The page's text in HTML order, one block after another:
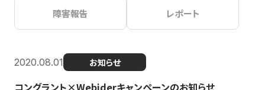
障害報告 レポート
2020.08.01 お知らせ
コングラント×Webiderキャンペーンのお知らせ